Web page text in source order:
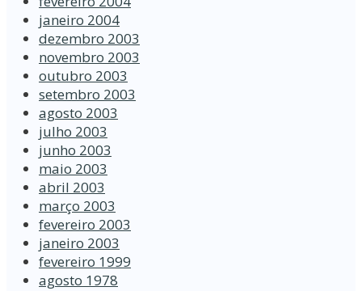
janeiro 2004
dezembro 2003
novembro 2003
outubro 2003
setembro 2003
agosto 2003
julho 2003
junho 2003
maio 2003
abril 2003
março 2003
fevereiro 2003
janeiro 2003
fevereiro 1999
agosto 1978